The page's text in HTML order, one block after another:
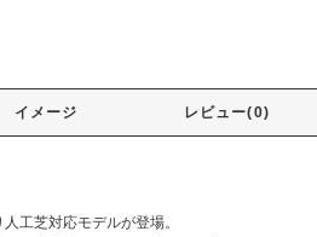
イメージ レビュー(0)
工芝対応モデルが登場。